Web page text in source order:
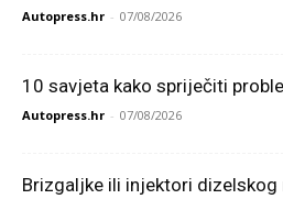
Autopress.hr - 07/08/2026
10 savjeta kako spriječiti
Autopress.hr - 07/08/2026
Brizgaljke ili injektori